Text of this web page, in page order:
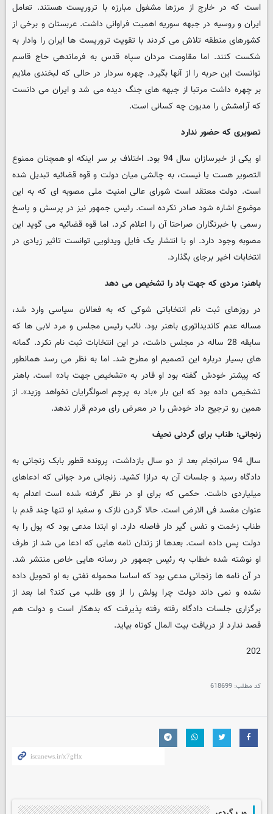
است که در خارج از مرزها مشغول مبارزه با تروریست هستند. تعامل
ایران و روسیه در جبهه سوریه اهمیت فراوانی داشت. عربستان و برخی از
کشورهای منطقه تلاش می کردند با تقویت تروریست ها ایران را وادار به
شکست کنند. اما مقاومت مردان سپاه قدس به فرماندهی حاج قاسم
توانست این حربه را از آنها بگیرد. چهره سردار در حالی که لبخندی ملایم
بر چهره داشت مرتبا از جبهه های جنگ دیده می شد و ایران می دانست
که آرامشش را مدیون چه کسانی است.
تصویری که حضور ندارد
او یکی از خبرسازان سال 94 بود. اختلاف بر سر اینکه او همچنان ممنوع
التصویر هست یا نیست، به چالشی میان دولت و قوه قضائیه تبدیل شده
است. دولت معتقد است شورای عالی امنیت ملی مصوبه ای که به این
موضوع اشاره شود صادر نکرده است. رئیس جمهور نیز در پرسش و پاسخ
رسمی با خبرنگاران صراحتا آن را اعلام کرد. اما قوه قضائیه می گوید این
مصوبه وجود دارد. او با انتشار یک فایل ویدئویی توانست تاثیر زیادی در
انتخابات اخیر برجای بگذارد.
باهنر: مردی که جهت باد را تشخیص می دهد
در روزهای ثبت نام انتخاباتی شوکی که به فعالان سیاسی وارد شد،
مساله عدم کاندیداتوری باهنر بود. نائب رئیس مجلس و مرد لابی ها که
سابقه 28 ساله در مجلس داشت، در این انتخابات ثبت نام نکرد. گمانه
های بسیار درباره این تصمیم او مطرح شد. اما به نظر می رسد همانطور
که پیشتر خودش گفته بود او قادر به «تشخیص جهت باد» است. باهنر
تشخیص داده بود که این بار «باد به پرچم اصولگرایان نخواهد وزید». از
همین رو ترجیح داد خودش را در معرض رای مردم قرار ندهد.
زنجانی: طناب برای گردنی نحیف
سال 94 سرانجام بعد از دو سال بازداشت، پرونده قطور بابک زنجانی به
دادگاه رسید و جلسات آن به درازا کشید. زنجانی مرد جوانی که ادعاهای
میلیاردی داشت. حکمی که برای او در نظر گرفته شده است اعدام به
عنوان مفسد فی الارض است. حالا گردن نازک و سفید او تنها چند قدم با
طناب زخمت و نفس گیر دار فاصله دارد. او ابتدا مدعی بود که پول را به
دولت پس داده است. بعدها از زندان نامه هایی که ادعا می شد از طرف
او نوشته شده خطاب به رئیس جمهور در رسانه هایی خاص منتشر شد.
در آن نامه ها زنجانی مدعی بود که اساسا محموله نفتی به او تحویل داده
نشده و نمی داند دولت چرا پولش را از وی طلب می کند؟ اما بعد از
برگزاری جلسات دادگاه رفته رفته پذیرفت که بدهکار است و دولت هم
قصد ندارد از دریافت بیت المال کوتاه بیاید.
202
کد مطلب: 618699